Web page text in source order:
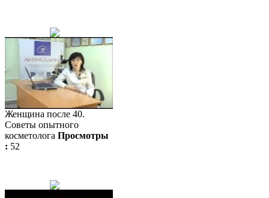
Женщина после 40.
Советы опытного
косметолога Просмотры
: 52